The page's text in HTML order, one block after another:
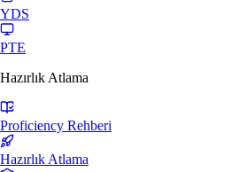
YDS
PTE
Hazırlık Atlama
Proficiency Rehberi
Hazırlık Atlama